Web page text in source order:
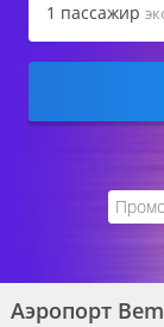
1 пассажир
Аэропорт